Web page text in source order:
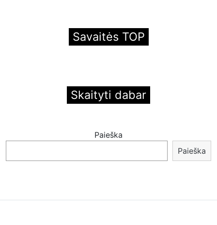
Savaitės TOP
Skaityti dabar
Paieška
Paieška